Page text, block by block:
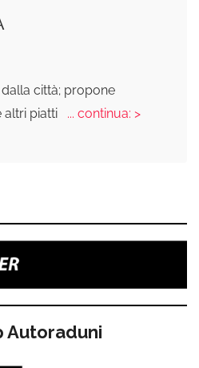
città; propone
altri piatti
... continua: >
Autoraduni